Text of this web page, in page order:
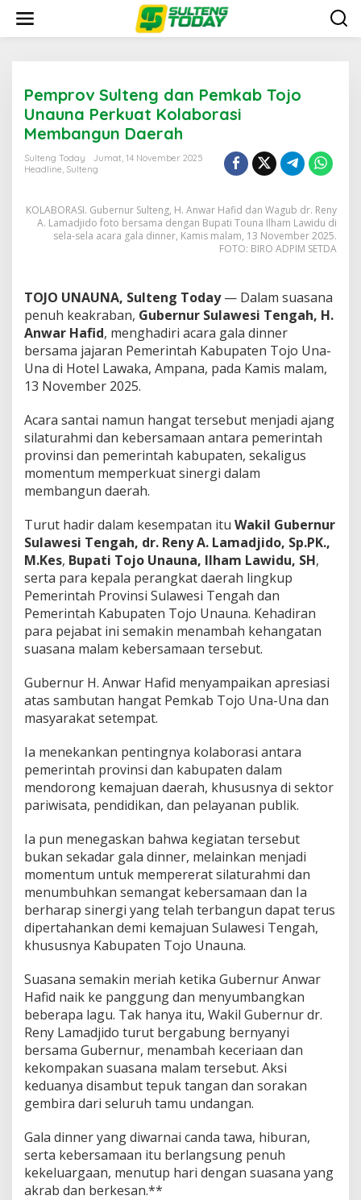
konten
Pemprov Sulteng dan Pemkab Tojo
Unauna Perkuat Kolaborasi
Membangun Daerah
Sulteng Today
Jumat, 14 November 2025
Headline, Sulteng
KOLABORASI. Gubernur Sulteng, H. Anwar Hafid dan Wagub dr. Reny
A. Lamadjido foto bersama dengan Bupati Touna Ilham Lawidu di
sela-sela acara gala dinner, Kamis malam, 13 November 2025.
FOTO: BIRO ADPIM SETDA
TOJO UNAUNA, Sulteng Today— Dalam suasana
penuh keakraban, Gubernur Sulawesi Tengah, H.
Anwar Hafid, menghadiri acara gala dinner
bersama jajaran Pemerintah Kabupaten Tojo Una-
Una di Hotel Lawaka, Ampana, pada Kamis malam,
13 November 2025.
Acara santai namun hangat tersebut menjadi ajang
silaturahmi dan kebersamaan antara pemerintah
provinsi dan pemerintah kabupaten, sekaligus
momentum memperkuat sinergi dalam
membangun daerah.
Turut hadir dalam kesempatan itu Wakil Gubernur
Sulawesi Tengah, dr. Reny A. Lamadjido, Sp.PK.,
M.Kes, Bupati Tojo Unauna, Ilham Lawidu, SH,
serta para kepala perangkat daerah lingkup
Pemerintah Provinsi Sulawesi Tengah dan
Pemerintah Kabupaten Tojo Unauna. Kehadiran
para pejabat ini semakin menambah kehangatan
suasana malam kebersamaan tersebut.
Gubernur H. Anwar Hafid menyampaikan apresiasi
atas sambutan hangat Pemkab Tojo Una-Una dan
masyarakat setempat.
Ia menekankan pentingnya kolaborasi antara
pemerintah provinsi dan kabupaten dalam
mendorong kemajuan daerah, khususnya di sektor
pariwisata, pendidikan, dan pelayanan publik.
Ia pun menegaskan bahwa kegiatan tersebut
bukan sekadar gala dinner, melainkan menjadi
momentum untuk mempererat silaturahmi dan
menumbuhkan semangat kebersamaan dan Ia
berharap sinergi yang telah terbangun dapat terus
dipertahankan demi kemajuan Sulawesi Tengah,
khususnya Kabupaten Tojo Unauna.
Suasana semakin meriah ketika Gubernur Anwar
Hafid naik ke panggung dan menyumbangkan
beberapa lagu. Tak hanya itu, Wakil Gubernur dr.
Reny Lamadjido turut bergabung bernyanyi
bersama Gubernur, menambah keceriaan dan
kekompakan suasana malam tersebut. Aksi
keduanya disambut tepuk tangan dan sorakan
gembira dari seluruh tamu undangan.
Gala dinner yang diwarnai canda tawa, hiburan,
serta kebersamaan itu berlangsung penuh
kekeluargaan, menutup hari dengan suasana yang
akrab dan berkesan.**